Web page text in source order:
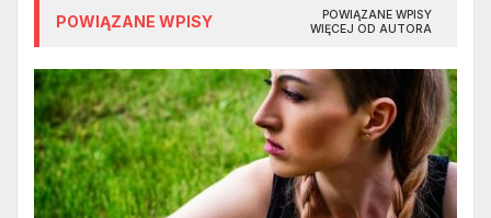
POWIĄZANE WPISY
POWIĄZANE WPISY
WIĘCEJ OD AUTORA